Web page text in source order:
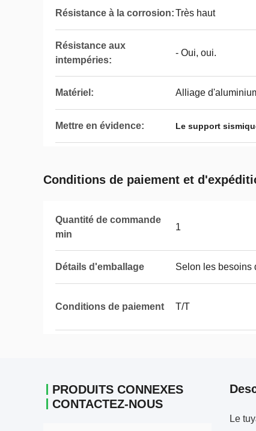
Résistance à la corrosion:Très haut
Résistance aux
intempéries:
- Oui, oui.
Matériel: Alliage
Mettre en évidence: Le support
Conditions de paiement et
Quantité de commande
min
1
Détails d'emballage Selon les besoins
Conditions de paiement T/T
PRODUITS CONNEXES
CONTACTEZ-NOUS
Le